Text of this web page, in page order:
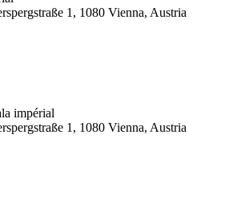
1, 1080 Vienna, Austria
impérial
1, 1080 Vienna, Austria